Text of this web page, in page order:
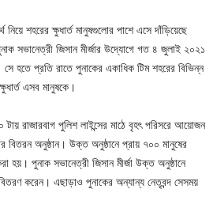
নিয়ে শহরের ক্ষুধার্ত মানুষগুলোর পাশে এসে দাঁড়িয়েছে
সভানেত্রী জিসান মীর্জার উদ্যোগে গত ৪ জুলাই ২০২১
হতে প্রতি রাতে পুনাকের একাধিক টিম শহরের বিভিন্ন
এসব মানুষকে।
রাজারবাগ পুলিশ লাইন্সের মাঠে বৃহৎ পরিসরে আয়োজন
বিতরন অনুষ্ঠান। উক্ত অনুষ্ঠানে প্রায় ৭০০ মানুষের
হয়। পুনাক সভানেত্রী জিসান মীর্জা উক্ত অনুষ্ঠানে
করেন। এছাড়াও পুনাকের অন্যান্য নেতৃবন্দ সেসময়